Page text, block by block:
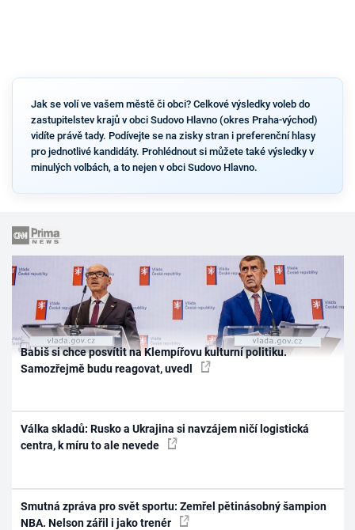
Jak se volí ve vašem městě či obci? Celkové výsledky voleb do
zastupitelstev krajů v obci Sudovo Hlavno (okres Praha-východ)
vidíte právě tady. Podívejte se na zisky stran i preferenční hlasy
pro jednotlivé kandidáty. Prohlédnout si můžete také výsledky v
minulých volbách, a to nejen v obci Sudovo Hlavno.
Babiš si chce posvítit na Klempířovu kulturní politiku.
Samozřejmě budu reagovat, uvedl
Válka skladů: Rusko a Ukrajina si navzájem ničí logistická
centra, k míru to ale nevede
Smutná zpráva pro svět sportu: Zemřel pětinásobný šampion
NBA. Nelson zářil i jako trenér